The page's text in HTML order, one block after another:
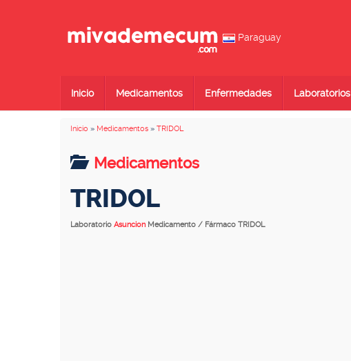
Paraguay
Inicio Medicamentos Enfermedades Laboratorios
Inicio » Medicamentos » TRIDOL
Medicamentos
TRIDOL
Laboratorio Asuncion Medicamento / Fármaco TRIDOL